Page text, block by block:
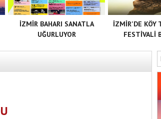
İZMİR BAHARI SANATLA
UĞURLUYOR
İZMİR'DE KÖY
FESTİVALİ